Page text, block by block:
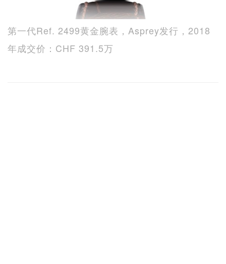
第一代Ref. 2499黄金腕表，Asprey发行，2018
年成交价：CHF 391.5万